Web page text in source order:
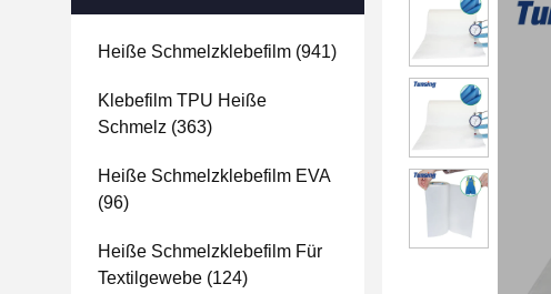
Heiße Schmelzklebefilm (941)
Klebefilm TPU Heiße
Schmelz (363)
Heiße Schmelzklebefilm EVA
(96)
Heiße Schmelzklebefilm Für
Textilgewebe (124)